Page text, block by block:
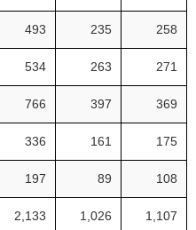
493 235 258
534 263 271
766 397 369
336 161 175
197 89 108
2,133 1,026 1,107